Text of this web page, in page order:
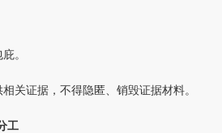
。
关证据，不得隐匿、销毁证据材料。
工